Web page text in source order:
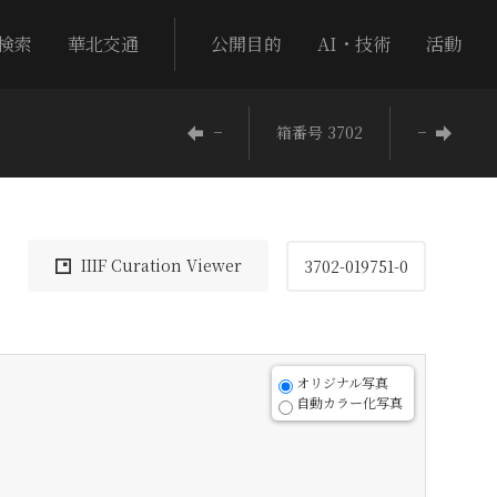
索 華北交通 公開目的 AI・技術 活動
− 箱番号 3702 −
IIIF Curation Viewer 3702-019751-0
オリジナル写真
自動カラー化写真